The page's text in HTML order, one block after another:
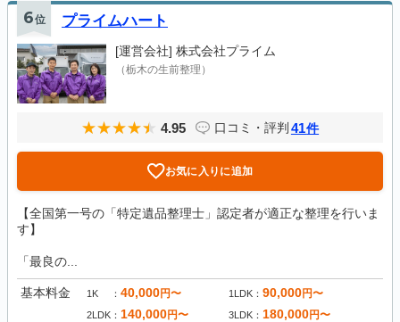
6位 プライムハート
[運営会社] 株式会社プライム
（栃木の生前整理）
4.95 口コミ・評判 41件
お気に入りに追加
【全国第一号の「特定遺品整理士」認定者が適正な整理を行いま
す】
「最良の...
基本料金 1K 40,000円〜 1LDK 90,000円〜
2LDK 140,000円〜 3LDK 180,000円〜